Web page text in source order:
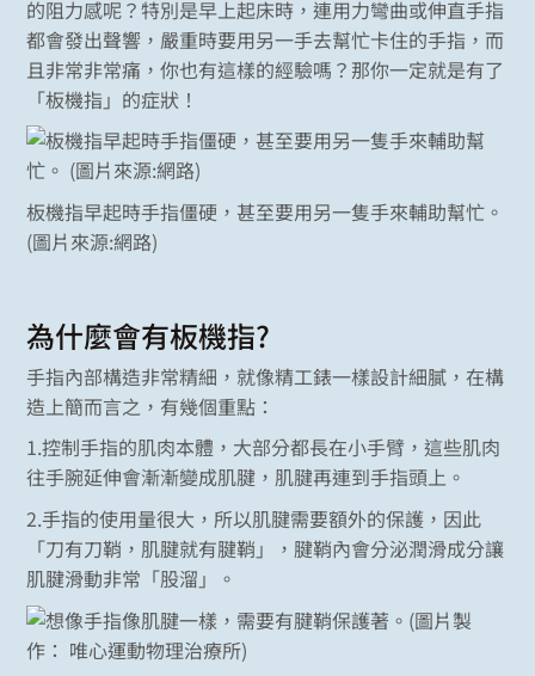
的阻力感呢？特別是早上起床時，連用力彎曲或伸直手指
都會發出聲響，嚴重時要用另一手去幫忙卡住的手指，而
且非常非常痛，你也有這樣的經驗嗎？那你一定就是有了
「板機指」的症狀！
板機指早起時手指僵硬，甚至要用另一隻手來輔助幫忙。
(圖片來源:網路)
為什麼會有板機指?
手指內部構造非常精細，就像精工錶一樣設計細膩，在構
造上簡而言之，有幾個重點：
1.控制手指的肌肉本體，大部分都長在小手臂，這些肌肉
往手腕延伸會漸漸變成肌腱，肌腱再連到手指頭上。
2.手指的使用量很大，所以肌腱需要額外的保護，因此
「刀有刀鞘，肌腱就有腱鞘」，腱鞘內會分泌潤滑成分讓
肌腱滑動非常「股溜」。